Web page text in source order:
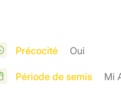
Précocité
Oui
Période de semis
Mi